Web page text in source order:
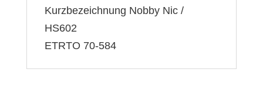
Kurzbezeichnung Nobby Nic /
HS602
ETRTO 70-584